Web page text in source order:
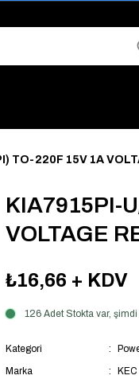
Hemen Teslim."
Avantajını
TO-220F 15V 1A
KIA7915PI-
VOLTAGE
₺16,66 + KDV
126 Adet Stokta var,
Kategori
Marka
KEC